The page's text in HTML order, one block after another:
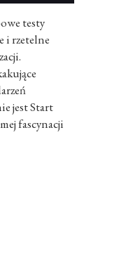
testy
i rzetelne
jest Start
fascynacji